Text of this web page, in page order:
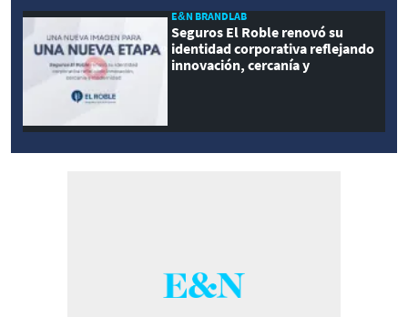
E&N BRANDLAB
Seguros El Roble renovó su
identidad corporativa reflejando
innovación, cercanía y